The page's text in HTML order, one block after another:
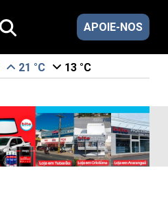
APOIE-NOS
21 °C 13 °C